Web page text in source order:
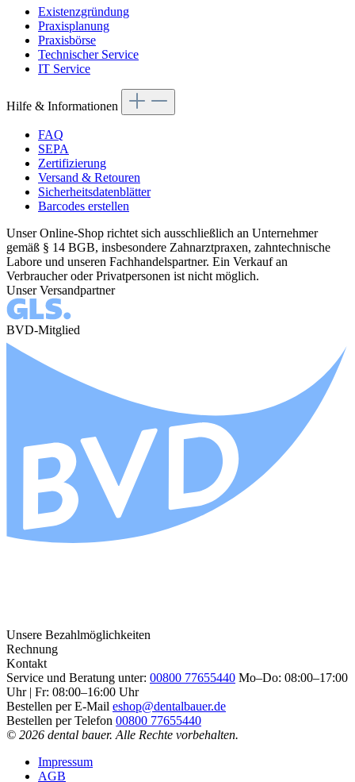
Existenzgründung
Praxisplanung
Praxisbörse
Technischer Service
IT Service
Hilfe & Informationen
FAQ
SEPA
Zertifizierung
Versand & Retouren
Sicherheitsdatenblätter
Barcodes erstellen
Unser Online-Shop richtet sich ausschließlich an Unternehmer
gemäß § 14 BGB, insbesondere Zahnarztpraxen, zahntechnische
Labore und unseren Fachhandelspartner. Ein Verkauf an
Verbraucher oder Privatpersonen ist nicht möglich.
Unser Versandpartner
BVD-Mitglied
Unsere Bezahlmöglichkeiten
Rechnung
Kontakt
Service und Beratung unter: 00800 77655440 Mo–Do: 08:00–17:00
Uhr | Fr: 08:00–16:00 Uhr
Bestellen per E-Mail eshop@dentalbauer.de
Bestellen per Telefon 00800 77655440
© 2026 dental bauer. Alle Rechte vorbehalten.
Impressum
AGB